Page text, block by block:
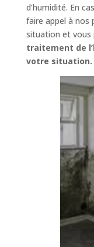
d’humidité. En
faire appel à nos
situation et vous
traitement de
votre situation.